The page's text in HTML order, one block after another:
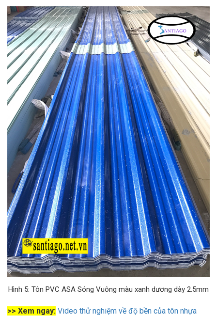
Hình 5: Tôn PVC ASA Sóng Vuông màu xanh dương dày 2.5mm
>> Xem ngay: Video thử nghiệm về độ bền của tôn nhựa